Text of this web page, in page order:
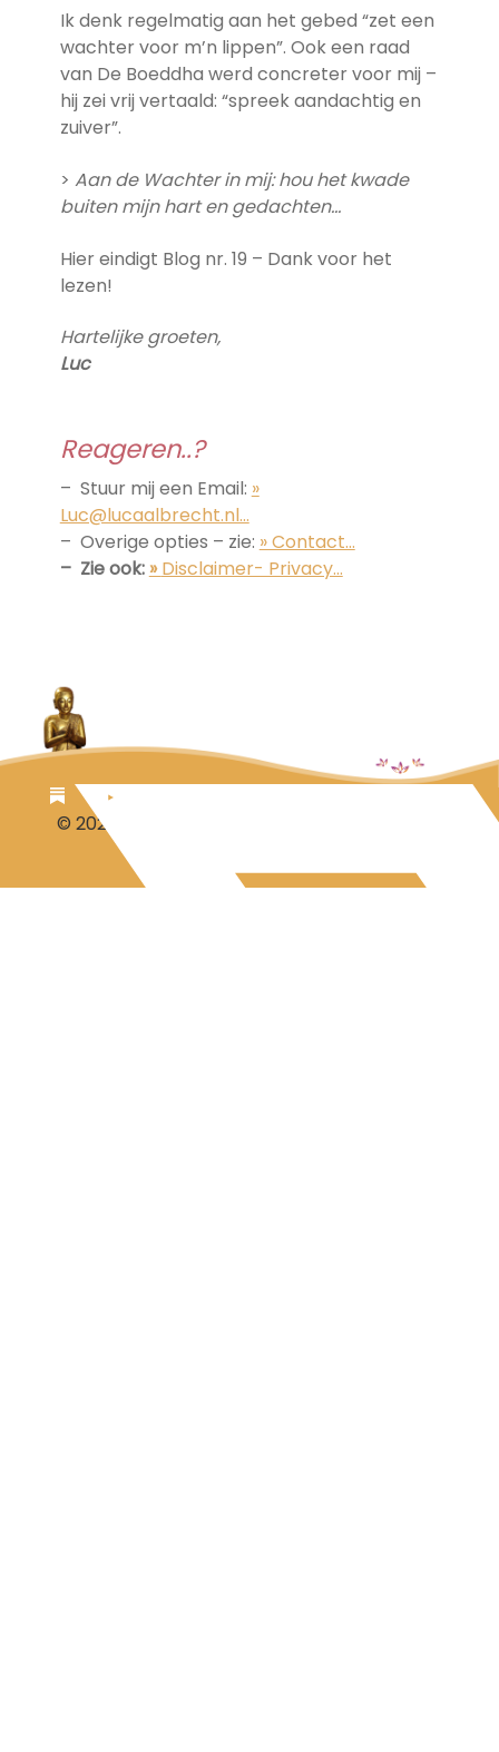
Ik denk regelmatig aan het gebed “zet een
wachter voor m’n lippen”. Ook een raad
van De Boeddha werd concreter voor mij –
hij zei vrij vertaald: “spreek aandachtig en
zuiver”.
> Aan de Wachter in mij: hou het kwade
buiten mijn hart en gedachten…
Hier eindigt Blog nr. 19 – Dank voor het
lezen!
Hartelijke groeten,
Luc
Reageren..?
– Stuur mij een Email: »
Luc@lucaalbrecht.nl…
– Overige opties – zie: » Contact…
– Zie ook:»Disclaimer- Privacy…
© 2026 Luc Aalbrecht